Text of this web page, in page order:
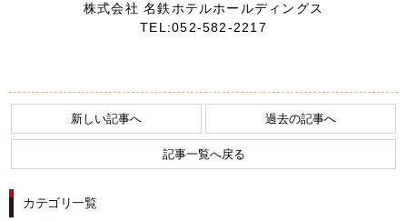
株式会社 名鉄ホテルホールディングス
TEL:052-582-2217
新しい記事へ
記事一覧へ戻る
過去の記事へ
カテゴリ一覧